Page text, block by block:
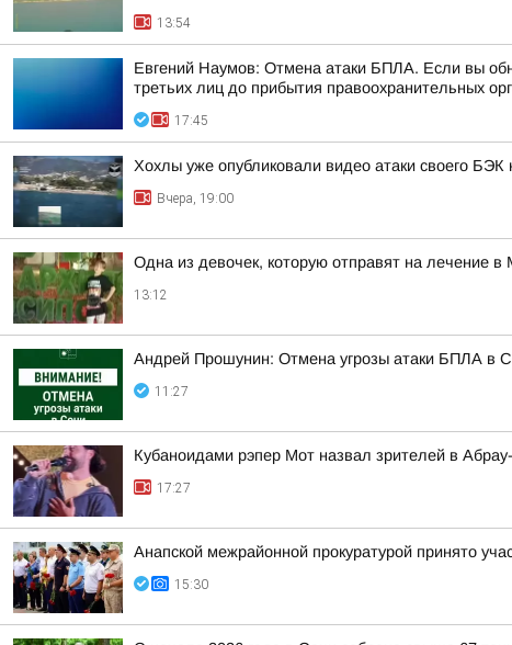
13:54
Евгений Наумов: Отмена атаки БПЛА. Если вы
третьих лиц до прибытия правоохранительных
17:45
Хохлы уже опубликовали видео атаки своего БЭК
Вчера, 19:00
Одна из девочек, которую отправят на лечение
13:12
Андрей Прошунин: Отмена угрозы атаки БПЛА в
11:27
Кубаноидами рэпер Мот назвал зрителей в
17:27
Анапской межрайонной прокуратурой принято
15:30